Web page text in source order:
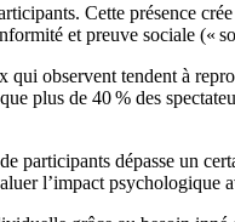
Cette présence
et preuve sociale («
observent tendent à
plus de 40 % des
participants dépasse un
l’impact psychologique